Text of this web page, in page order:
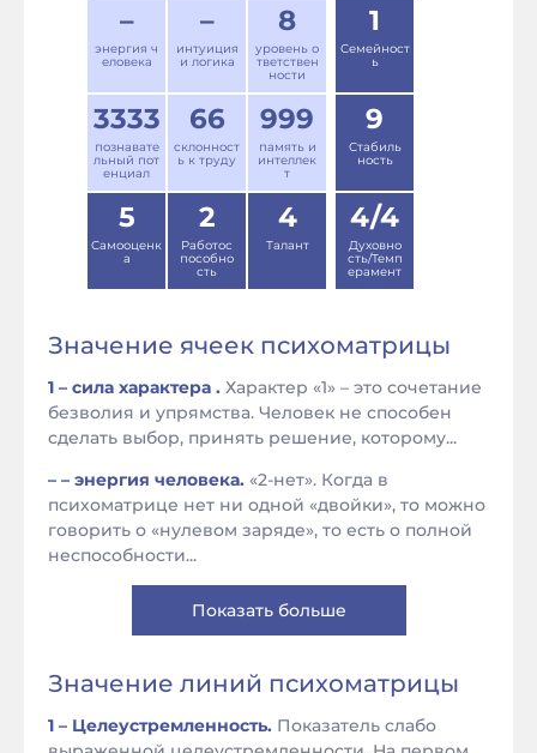
–
энергия ч
еловека
–
интуиция
и логика
8
уровень о
тветствен
ности
3333
познавате
льный пот
енциал
66
склонност
ь к труду
999
память и
интеллек
т
1
Семейност
ь
9
Стабиль
ность
5
Самооценк
а
2
Работос
пособно
сть
4
Талант
4/4
Духовно
сть/Темп
ерамент
Значение ячеек психоматрицы
1 – сила характера . Характер «1» – это сочетание
безволия и упрямства. Человек не способен
сделать выбор, принять решение, которому...
– – энергия человека. «2-нет». Когда в
психоматрице нет ни одной «двойки», то можно
говорить о «нулевом заряде», то есть о полной
неспособности...
Показать больше
Значение линий психоматрицы
1 – Целеустремленность. Показатель слабо